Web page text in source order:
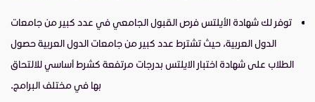
توفر لك شهادة الأيلتس فرص القبول الجامعي في عدد كبير من جامعات
الدول العربية، حيث تشترط عدد كبير من جامعات الدول العربية حصول
الطلاب على شهادة اختبار الايلتس بدرجات مرتفعة كشرط أساسي للالتحاق
بها في مختلف البرامج.